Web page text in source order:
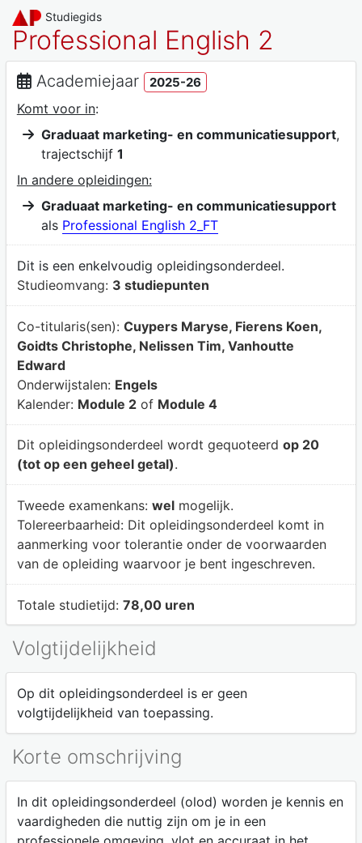
Studiegids
Professional English 2
Academiejaar 2025-26
Komt voor in:
Graduaat marketing- en communicatiesupport,
trajectschijf 1
In andere opleidingen:
Graduaat marketing- en communicatiesupport
als Professional English 2_FT
Dit is een enkelvoudig opleidingsonderdeel.
Studieomvang: 3 studiepunten
Co-titularis(sen): Cuypers Maryse, Fierens Koen,
Goidts Christophe, Nelissen Tim, Vanhoutte
Edward
Onderwijstalen: Engels
Kalender: Module 2of Module 4
Dit opleidingsonderdeel wordt gequoteerd op 20
(tot op een geheel getal).
Tweede examenkans: welmogelijk.
Tolereerbaarheid: Dit opleidingsonderdeel komt in
aanmerking voor tolerantie onder de voorwaarden
van de opleiding waarvoor je bent ingeschreven.
Totale studietijd: 78,00 uren
Volgtijdelijkheid
Op dit opleidingsonderdeel is er geen
volgtijdelijkheid van toepassing.
Korte omschrijving
In dit opleidingsonderdeel (olod) worden je kennis en
vaardigheden die nuttig zijn om je in een